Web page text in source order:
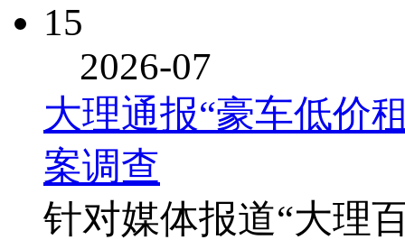
15
2026-07
大理通报“豪车低价
案调查
针对媒体报道“大理